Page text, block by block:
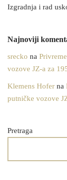
Izgradnja i rad
Najnoviji
srecko na
vozove JZ-a za
Klemens Hofer na
putničke vozove
Pretraga